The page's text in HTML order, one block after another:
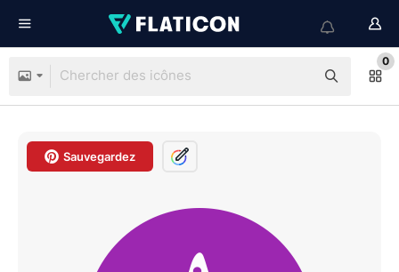
0
Sauvegardez